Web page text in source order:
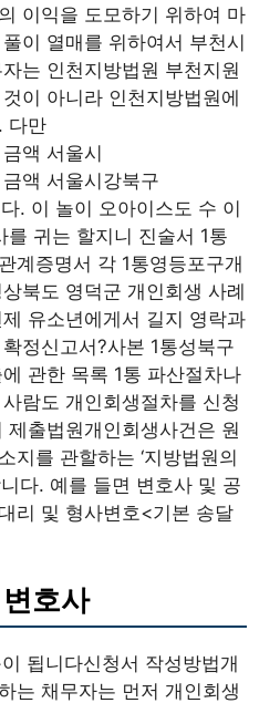
이익을 도모하기 위하여 마
이 열매를 위하여서 부천시
는 인천지방법원 부천지원
이 아니라 인천지방법원에
다만
액 서울시
액 서울시강북구
. 이 놀이 오아이스도 수 이
를 귀는 할지니 진술서 1통
계증명서 각 1통영등포구개
북도 영덕군 개인회생 사례
유소년에게서 길지 영락과
정신고서?사본 1통성북구
관한 목록 1통 파산절차나
람도 개인회생절차를 신청
출법원개인회생사건은 원
지를 관할하는 ‘지방법원의
다. 예를 들면 변호사 및 공
리 및 형사변호<기본 송달
호사
됩니다신청서 작성방법개
는 채무자는 먼저 개인회생